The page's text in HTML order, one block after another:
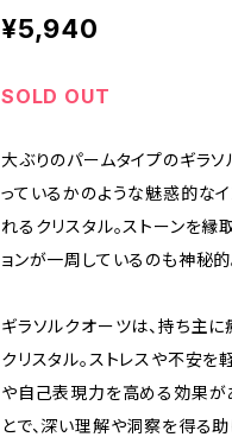
¥5,940
SOLD OUT
大ぶりのパームタイプのギラ
っているかのような魅惑的な
れるクリスタル。ストーンを
ョンが一周しているのも神秘的
ギラソルクオーツは、持ち主
クリスタル。ストレスや不安を
や自己表現力を高める効果が
とで、深い理解や洞察を得る